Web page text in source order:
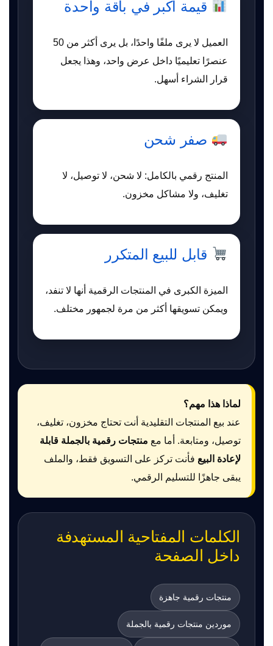
قيمة أكبر في باقة واحدة
العميل لا يرى ملفًا واحدًا، بل يرى أكثر من 50
عنصرًا تعليميًا داخل عرض واحد، وهذا يجعل
قرار الشراء أسهل.
صفر شحن
المنتج رقمي بالكامل: لا شحن، لا توصيل، لا
تغليف، ولا مشاكل مخزون.
قابل للبيع المتكرر
الميزة الكبرى في المنتجات الرقمية أنها لا تنفد،
ويمكن تسويقها أكثر من مرة لجمهور مختلف.
لماذا هذا مهم؟
عند بيع المنتجات التقليدية أنت تحتاج مخزون، تغليف،
توصيل، ومتابعة. أما مع منتجات رقمية بالجملة قابلة
لإعادة البيع فأنت تركز على التسويق فقط، والملف
يبقى جاهزًا للتسليم الرقمي.
الكلمات المفتاحية المستهدفة
داخل الصفحة
منتجات رقمية جاهزة
موردين منتجات رقمية بالجملة